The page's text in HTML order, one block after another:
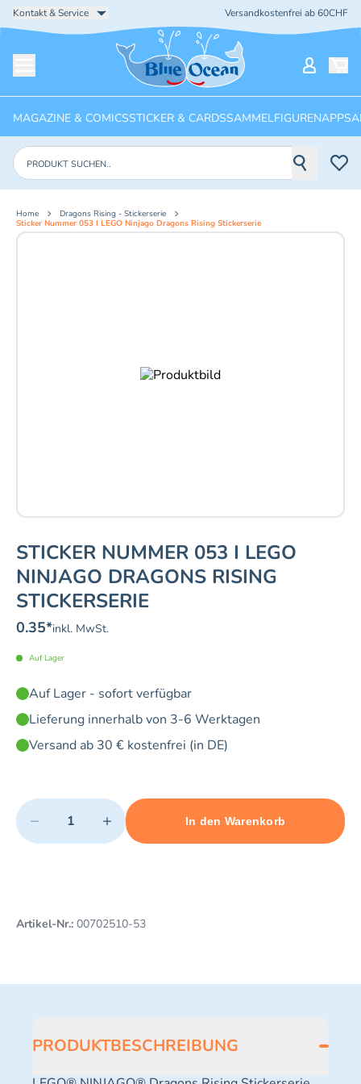
Kontakt & Service Versandkostenfrei ab 60CHF
Startseite
MAGAZINE & COMICSSTICKER & CARDSSAMMELFIGURENAPPS
Produkte suchen
Home
Dragons Rising - Stickerserie
Sticker Nummer 053 I LEGO Ninjago Dragons Rising Stickerserie
STICKER NUMMER 053 I LEGO
NINJAGO DRAGONS RISING
STICKERSERIE
0.35*inkl. MwSt.
Auf Lager
Auf Lager - sofort verfügbar
Lieferung innerhalb von 3-6 Werktagen
Versand ab 30 € kostenfrei (in DE)
Quantity
− +
Minimum quantity: 1 Maximum quantity: 3
In den Warenkorb
Add 1 item to cart
Artikel-Nr.: 00702510-53
PRODUKTBESCHREIBUNG